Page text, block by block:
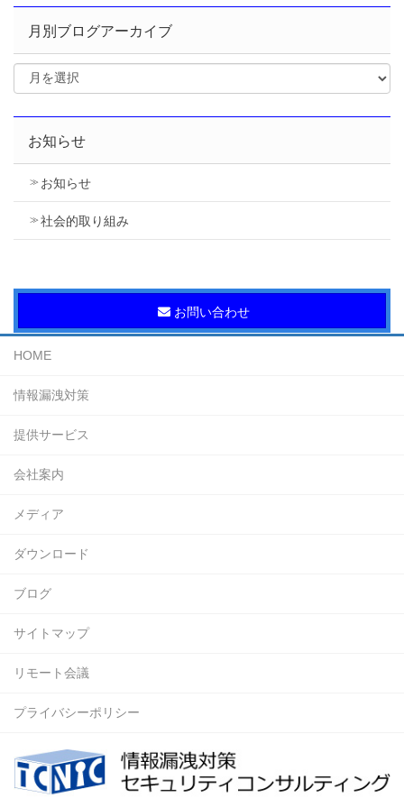
月別ブログアーカイブ
お知らせ
お知らせ
社会的取り組み
お問い合わせ
HOME
情報漏洩対策
提供サービス
会社案内
メディア
ダウンロード
ブログ
サイトマップ
リモート会議
プライバシーポリシー